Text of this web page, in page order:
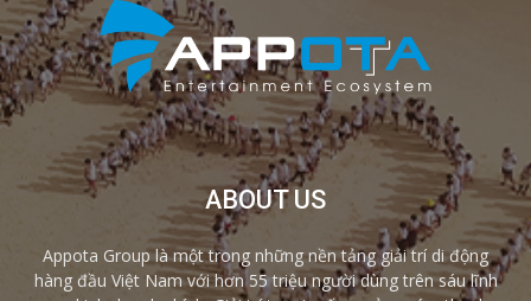
ABOUT US
Appota Group là một trong những nền tảng giải trí di động
hàng đầu Việt Nam với hơn 55 triệu người dùng trên sáu lĩnh